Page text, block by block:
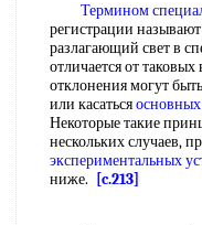
Термином
регистрации
разлагающий свет в
отличается от таковых
отклонения могут
или касаться
Некоторые такие
нескольких случаев,
экспериментальных
ниже.
[c.213]